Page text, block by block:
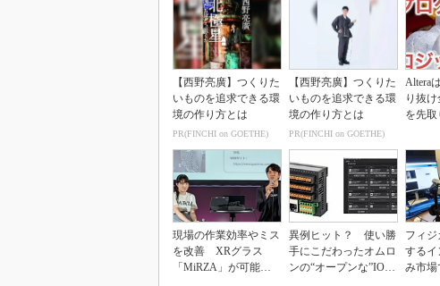
【西野亮廣】つくりた
いものを追求できる環
境の作り方とは
PR(FINCHI on GOETHE)
【西野亮廣】つくりた
いものを追求できる環
境の作り方とは
PR(FINCHI on GOETHE)
Altera
り抜
を先
現場の作業効率やミス
を改善 XRグラス
「MiRZA」が可能に
異例ヒット？ 使い勝
手にこだわったオムロ
ンの“オープンな”IO-L
フィ
するイ
み市場